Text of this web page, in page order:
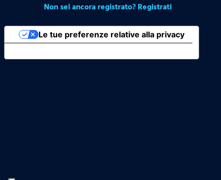
Non sei ancora registrato? Registrati
Le tue preferenze relative alla privacy